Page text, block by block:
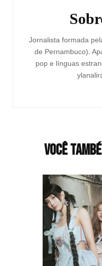
Jornalista formada
de Pernambuco).
pop e línguas
Você